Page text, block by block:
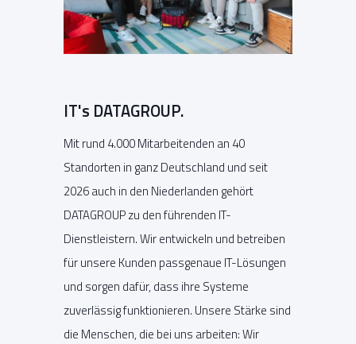
IT's DATAGROUP.
Mit rund 4.000 Mitarbeitenden an 40
Standorten in ganz Deutschland und seit
2026 auch in den Niederlanden gehört
DATAGROUP zu den führenden IT-
Dienstleistern. Wir entwickeln und betreiben
für unsere Kunden passgenaue IT-Lösungen
und sorgen dafür, dass ihre Systeme
zuverlässig funktionieren. Unsere Stärke sind
die Menschen, die bei uns arbeiten: Wir